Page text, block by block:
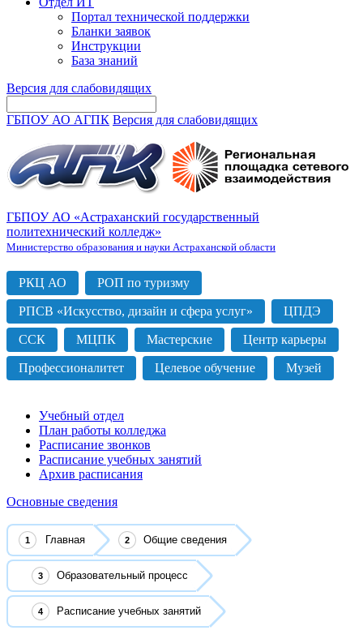
Портал технической поддержки
Бланки заявок
Инструкции
База знаний
Версия для слабовидящих
ГБПОУ АО АГПК Версия для слабовидящих
ГБПОУ АО «Астраханский государственный
политехнический колледж»
Министерство образования и науки Астраханской области
РКЦ АО РОП по туризму
РПСВ «Искусство, дизайн и сфера услуг» ЦПДЭ
ССК МЦПК Мастерские Центр карьеры
Профессионалитет Целевое обучение Музей
Учебный отдел
План работы колледжа
Расписание звонков
Расписание учебных занятий
Архив расписания
Основные сведения
Главная Общие сведения
Образовательный процесс
Расписание учебных занятий